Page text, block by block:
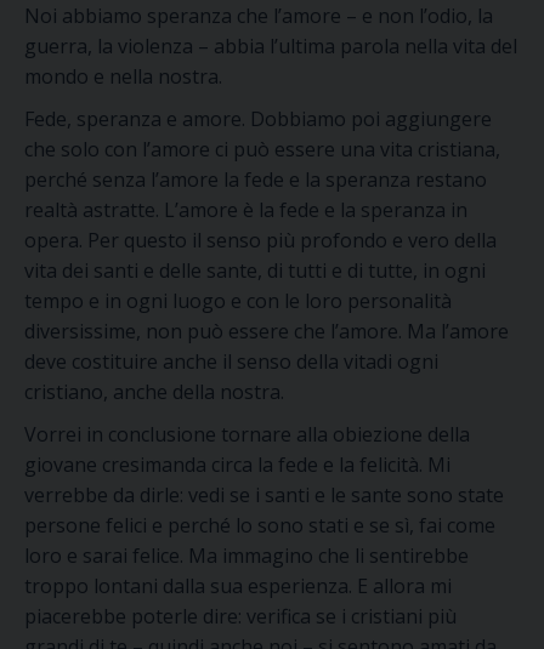
Noi abbiamo speranza che l’amore – e non l’odio, la
guerra, la violenza – abbia l’ultima parola nella vita del
mondo e nella nostra.
Fede, speranza e amore. Dobbiamo poi aggiungere
che solo con l’amore ci può essere una vita cristiana,
perché senza l’amore la fede e la speranza restano
realtà astratte. L’amore è la fede e la speranza in
opera. Per questo il senso più profondo e vero della
vita dei santi e delle sante, di tutti e di tutte, in ogni
tempo e in ogni luogo e con le loro personalità
diversissime, non può essere che l’amore. Ma l’amore
deve costituire anche il senso della vitadi ogni
cristiano, anche della nostra.
Vorrei in conclusione tornare alla obiezione della
giovane cresimanda circa la fede e la felicità. Mi
verrebbe da dirle: vedi se i santi e le sante sono state
persone felici e perché lo sono stati e se sì, fai come
loro e sarai felice. Ma immagino che li sentirebbe
troppo lontani dalla sua esperienza. E allora mi
piacerebbe poterle dire: verifica se i cristiani più